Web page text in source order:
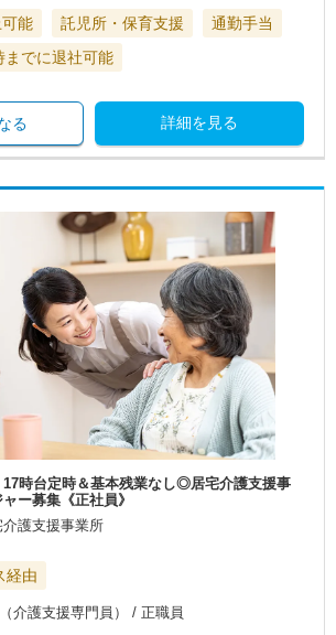
能 託児所・保育支援
通勤手当
までに退社可能
詳細を見る
る
17時台定時＆基本残業なし◎居宅介護支援事
ー募集《正社員》
護支援事業所
経由
介護支援専門員） / 正職員